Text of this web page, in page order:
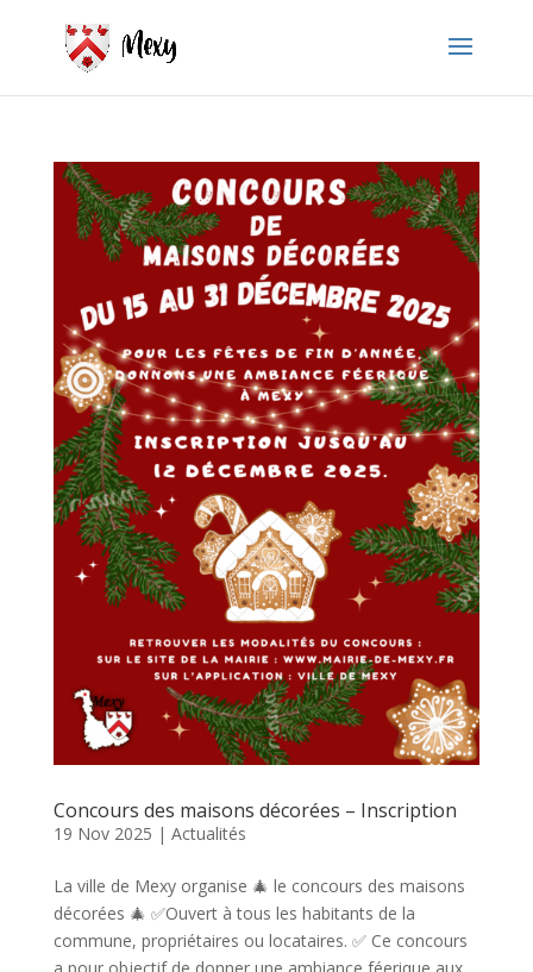
Concours des maisons décorées – Inscription
19 Nov 2025 | Actualités
La ville de Mexy organise 🎄 le concours des maisons
décorées 🎄 ✅Ouvert à tous les habitants de la
commune, propriétaires ou locataires. ✅ Ce concours